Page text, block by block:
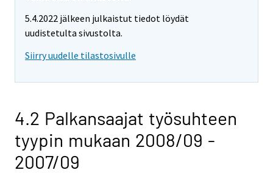
5.4.2022 jälkeen julkaistut tiedot löydät
uudistetulta sivustolta.
Siirry uudelle tilastosivulle
4.2 Palkansaajat työsuhteen
tyypin mukaan 2008/09 -
2007/09